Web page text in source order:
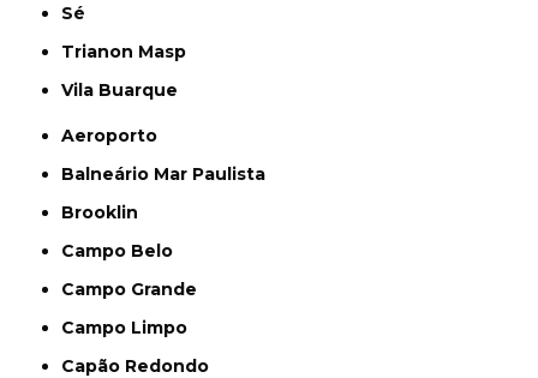
Sé
Trianon Masp
Vila Buarque
Aeroporto
Balneário Mar Paulista
Brooklin
Campo Belo
Campo Grande
Campo Limpo
Capão Redondo